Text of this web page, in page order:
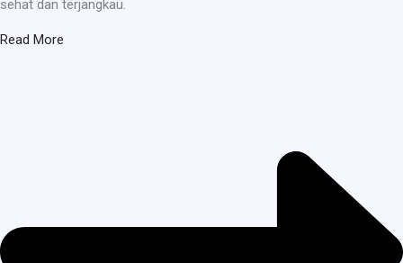
sehat dan terjangkau.
Read More